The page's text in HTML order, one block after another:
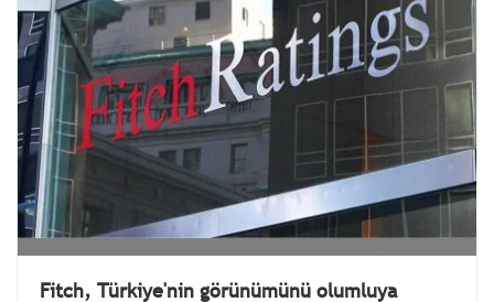
Fitch, Türkiye'nin görünümünü olumluya